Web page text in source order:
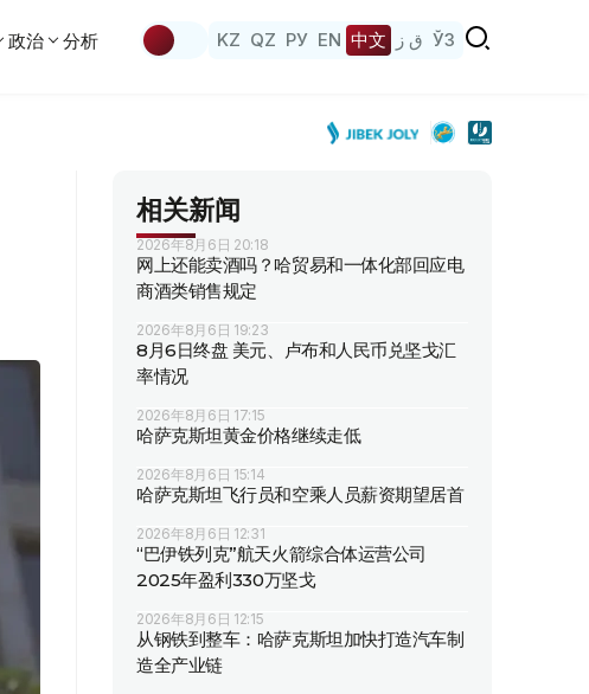
政治 分析 KZ QZ РУ EN 中文 ق ز ЎЗ
相关新闻
2026年8月6日 20:18
网上还能卖酒吗？哈贸易和一体化部回应电
商酒类销售规定
2026年8月6日 19:23
8月6日终盘 美元、卢布和人民币兑坚戈汇
率情况
2026年8月6日 17:15
哈萨克斯坦黄金价格继续走低
2026年8月6日 15:14
哈萨克斯坦飞行员和空乘人员薪资期望居首
2026年8月6日 12:31
“巴伊铁列克”航天火箭综合体运营公司
2025年盈利330万坚戈
2026年8月6日 12:15
从钢铁到整车：哈萨克斯坦加快打造汽车制
造全产业链